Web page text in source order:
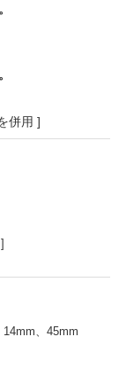
併用 ]
、45mm